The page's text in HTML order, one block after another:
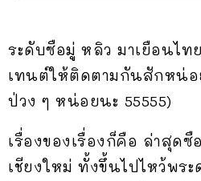
ระดับซือมู่ หลิว มาเยือนไ
เทนต์ให้ติดตามกันสักหน่อ
ป่วง ๆ หน่อยนะ 55555)
เรื่องของเรื่องก็คือ ล่าสุด
เชียงใหม่ ทั้งขึ้นไปไหว้พร